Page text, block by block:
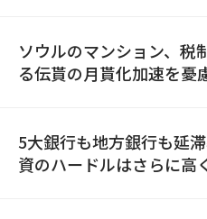
ソウルのマンション、税
る伝貰の月貰化加速を憂
5大銀行も地方銀行も延
資のハードルはさらに高